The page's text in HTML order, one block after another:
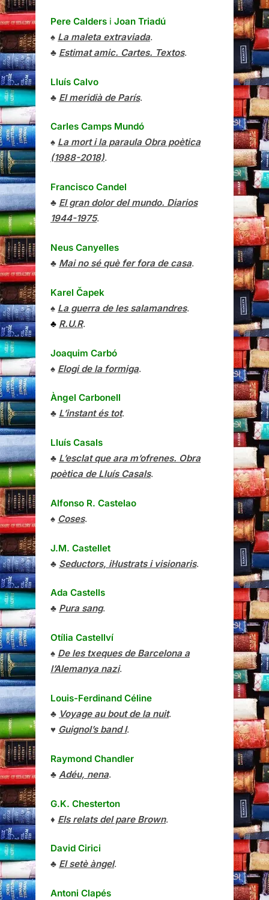
Pere Calders i Joan Triadú
♠ La maleta extraviada.
♣ Estimat amic. Cartes. Textos.
Lluís Calvo
♣ El meridià de París.
Carles Camps Mundó
♠ La mort i la paraula Obra poètica
(1988-2018).
Francisco Candel
♣ El gran dolor del mundo. Diarios
1944-1975.
Neus Canyelles
♣ Mai no sé què fer fora de casa.
Karel Čapek
♠ La guerra de les salamandres.
♣ R.U.R.
Joaquim Carbó
♠ Elogi de la formiga.
Àngel Carbonell
♣ L’instant és tot.
Lluís Casals
♣ L’esclat que ara m’ofrenes. Obra
poètica de Lluís Casals.
Alfonso R. Castelao
♠ Coses.
J.M. Castellet
♣ Seductors, il·lustrats i visionaris.
Ada Castells
♣ Pura sang.
Otília Castellví
♠ De les txeques de Barcelona a
l’Alemanya nazi.
Louis-Ferdinand Céline
♣ Voyage au bout de la nuit.
♥ Guignol’s band I.
Raymond Chandler
♣ Adéu, nena.
G.K. Chesterton
♦ Els relats del pare Brown.
David Cirici
♣ El setè àngel.
Antoni Clapés